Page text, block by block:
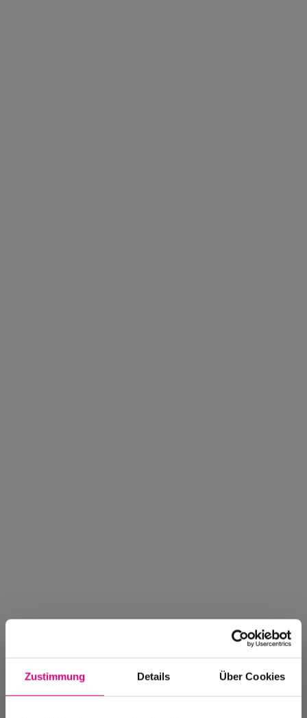
Zustimmung Details Über Cookies